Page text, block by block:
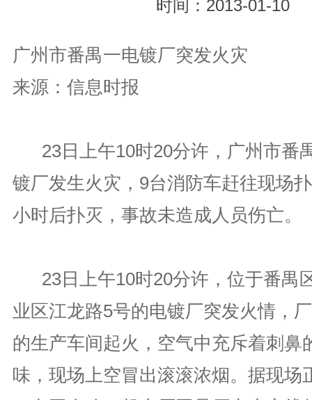
时间：2013-01-10
广州市番禺一电镀厂突发火灾
来源：信息时报
23日上午10时20分许，广州市番
镀厂发生火灾，9台消防车赶往现场
小时后扑灭，事故未造成人员伤亡。
23日上午10时20分许，位于番禺
业区江龙路5号的电镀厂突发火情，
的生产车间起火，空气中充斥着刺鼻
味，现场上空冒出滚滚浓烟。据现场